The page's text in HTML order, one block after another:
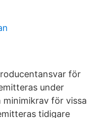
för
under
minimikrav för vissa
tidigare